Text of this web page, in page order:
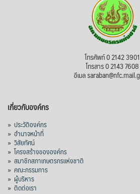
โทรศัพท์ 0 2142 3901
โทรสาร 0 2143 7608
อีเมล
เกี่ยวกับองค์กร
» ประวัติองค์กร
» อำนาจหน้าที่
» วิสัยทัศน์
» โครงสร้างขององค์กร
» สมาชิกสภาเกษตรกรแห่งชาติ
» คณะกรรมการ
» ผู้บริหาร
» ติดต่อเรา